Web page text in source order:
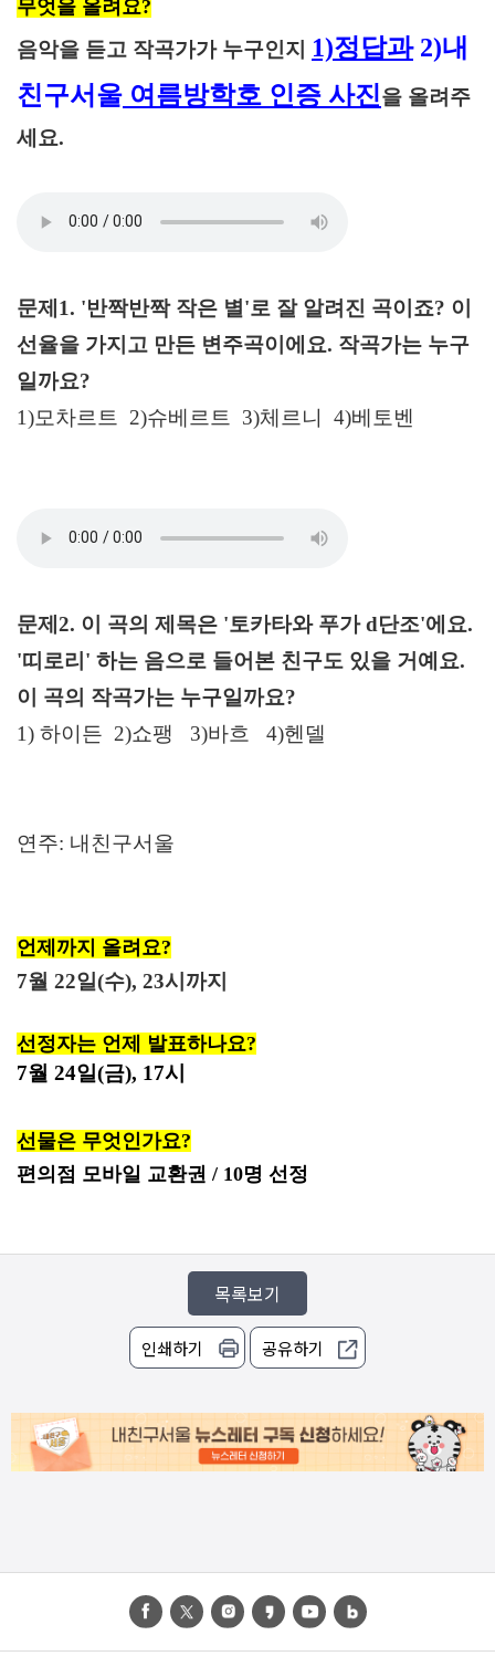
무엇을 올려요?
음악을 듣고 작곡가가 누구인지 1)정답과 2)내
친구서울 여름방학호 인증 사진을 올려주
세요.
문제1. '반짝반짝 작은 별'로 잘 알려진 곡이죠? 이
선율을 가지고 만든 변주곡이에요. 작곡가는 누구
일까요?
1)모차르트 2)슈베르트 3)체르니 4)베토벤
문제2. 이 곡의 제목은 '토카타와 푸가 d단조'에요.
'띠로리' 하는 음으로 들어본 친구도 있을 거예요.
이 곡의 작곡가는 누구일까요?
1) 하이든 2)쇼팽 3)바흐 4)헨델
연주: 내친구서울
언제까지 올려요?
7월 22일(수), 23시까지
선정자는 언제 발표하나요?
7월 24일(금), 17시
선물은 무엇인가요?
편의점 모바일 교환권 / 10명 선정
목록보기
인쇄하기 공유하기